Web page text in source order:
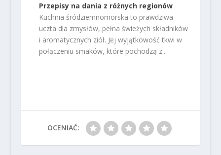
Przepisy na dania z różnych regionów
Kuchnia śródziemnomorska to prawdziwa
uczta dla zmysłów, pełna świeżych składników
i aromatycznych ziół. Jej wyjątkowość tkwi w
połączeniu smaków, które pochodzą z...
OCENIAĆ: